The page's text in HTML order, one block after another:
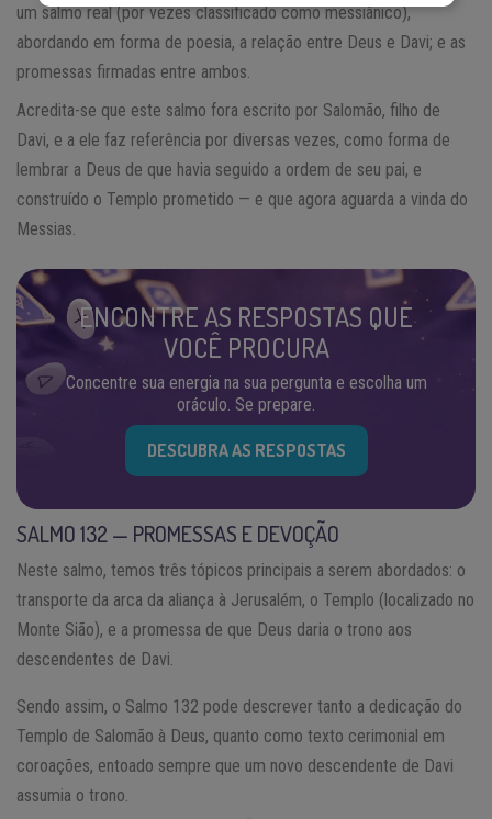
um salmo real (por vezes classificado como messiânico),
abordando em forma de poesia, a relação entre Deus e Davi; e as
promessas firmadas entre ambos.
Acredita-se que este salmo fora escrito por Salomão, filho de
Davi, e a ele faz referência por diversas vezes, como forma de
lembrar a Deus de que havia seguido a ordem de seu pai, e
construído o Templo prometido — e que agora aguarda a vinda do
Messias.
ENCONTRE AS RESPOSTAS QUE
VOCÊ PROCURA
Concentre sua energia na sua pergunta e escolha um
oráculo. Se prepare.
DESCUBRA AS RESPOSTAS
SALMO 132 — PROMESSAS E DEVOÇÃO
Neste salmo, temos três tópicos principais a serem abordados: o
transporte da arca da aliança à Jerusalém, o Templo (localizado no
Monte Sião), e a promessa de que Deus daria o trono aos
descendentes de Davi.
Sendo assim, o Salmo 132 pode descrever tanto a dedicação do
Templo de Salomão à Deus, quanto como texto cerimonial em
coroações, entoado sempre que um novo descendente de Davi
assumia o trono.